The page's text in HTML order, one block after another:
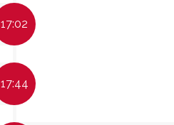
17:02
17:44